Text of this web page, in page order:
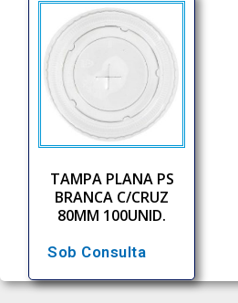
TAMPA PLANA PS
BRANCA C/CRUZ
80MM 100UNID.
Sob Consulta